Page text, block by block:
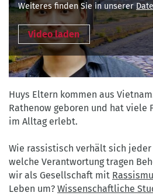
Weiteres finden Sie in unserer
Video laden
Huys Eltern kommen aus
Rathenow geboren und hat viele
im Alltag erlebt.
Wie rassistisch verhält sich
welche Verantwortung tragen
wir als Gesellschaft mit
Leben um? Wissenschaftliche